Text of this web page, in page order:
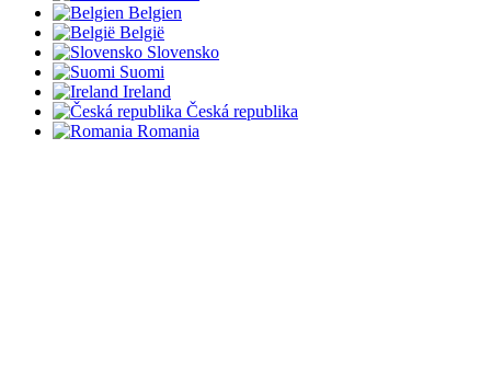
Belgien
België
Slovensko
Suomi
Ireland
Česká republika
Romania